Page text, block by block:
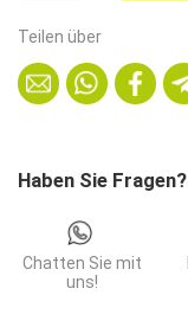
Barhocker
Rückenlehne
Teilen über
Haben Sie Fragen?
Chatten Sie mit
uns!